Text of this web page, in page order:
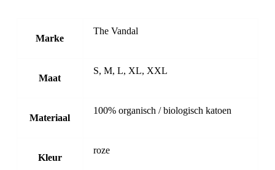
Marke
The Vandal
Maat
S, M, L, XL, XXL
Materiaal
100% organisch / biologisch katoen
Kleur
roze